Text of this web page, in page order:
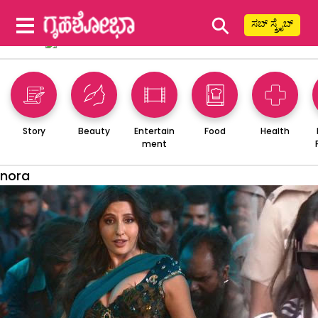
⚲ ಸಬ್ ಸ್ಕ್ರೈಬ್
Story Beauty
Entertain
ment
Food Health
nora